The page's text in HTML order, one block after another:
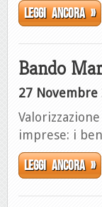
Leggi ancora »
Bando
27 Novembre
imprese: i
Leggi ancora »